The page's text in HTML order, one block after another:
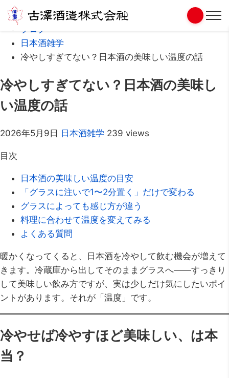
Home
ブログ
日本酒雑学
冷やしすぎてない？日本酒の美味しい温度の話
冷やしすぎてない？日本酒の美味し
い温度の話
2026年5月9日 日本酒雑学 239 views
目次
日本酒の美味しい温度の目安
「グラスに注いで1〜2分置く」だけで変わる
グラスによっても感じ方が違う
料理に合わせて温度を変えてみる
よくある質問
暖かくなってくると、日本酒を冷やして飲む機会が増えて
きます。冷蔵庫から出してそのままグラスへ——すっきり
して美味しい飲み方ですが、実は少しだけ気にしたいポイ
ントがあります。それが「温度」です。
冷やせば冷やすほど美味しい、は本
当？